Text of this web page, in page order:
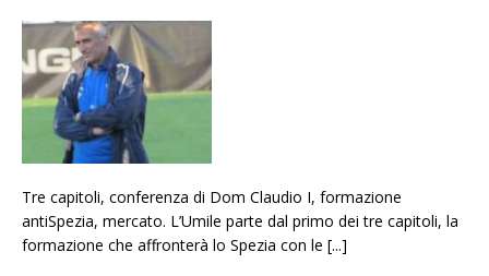
Tre capitoli, conferenza di Dom Claudio I, formazione
antiSpezia, mercato. L’Umile parte dal primo dei tre capitoli, la
formazione che affronterà lo Spezia con le [...]